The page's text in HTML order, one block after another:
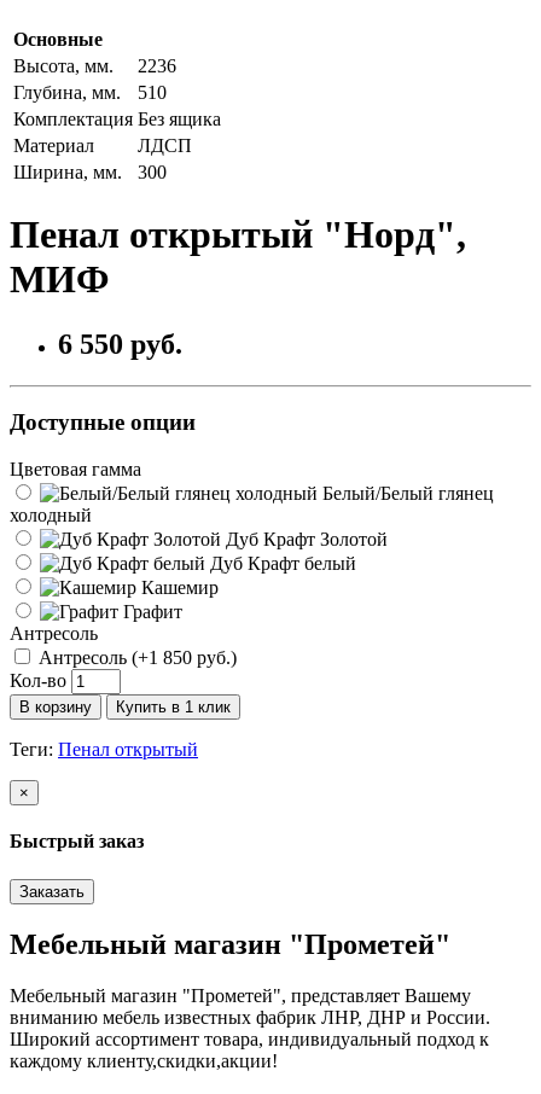
Основные
Высота, мм.
2236
Глубина, мм.
510
Комплектация Без ящика
Материал
ЛДСП
Ширина, мм.
300
Пенал открытый "Норд",
МИФ
6 550 руб.
Доступные опции
Цветовая гамма
Белый/Белый глянец
холодный
Дуб Крафт Золотой
Дуб Крафт белый
Кашемир
Графит
Антресоль
Антресоль (+1 850 руб.)
Кол-во
В корзину Купить в 1 клик
Теги: Пенал открытый
×
Быстрый заказ
Заказать
Мебельный магазин "Прометей"
Мебельный магазин "Прометей", представляет Вашему
вниманию мебель известных фабрик ЛНР, ДНР и России.
Широкий ассортимент товара, индивидуальный подход к
каждому клиенту,скидки,акции!